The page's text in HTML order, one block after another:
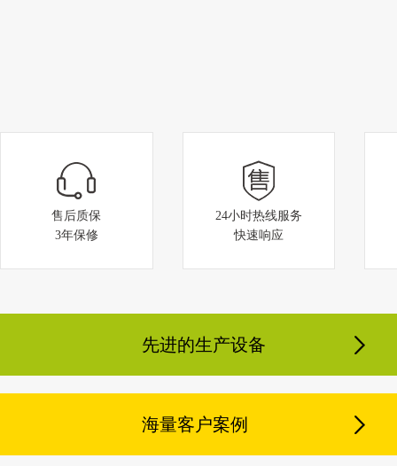
售后质保
3年保修
24小时热线服务
快速响应
先进的生产设备
海量客户案例